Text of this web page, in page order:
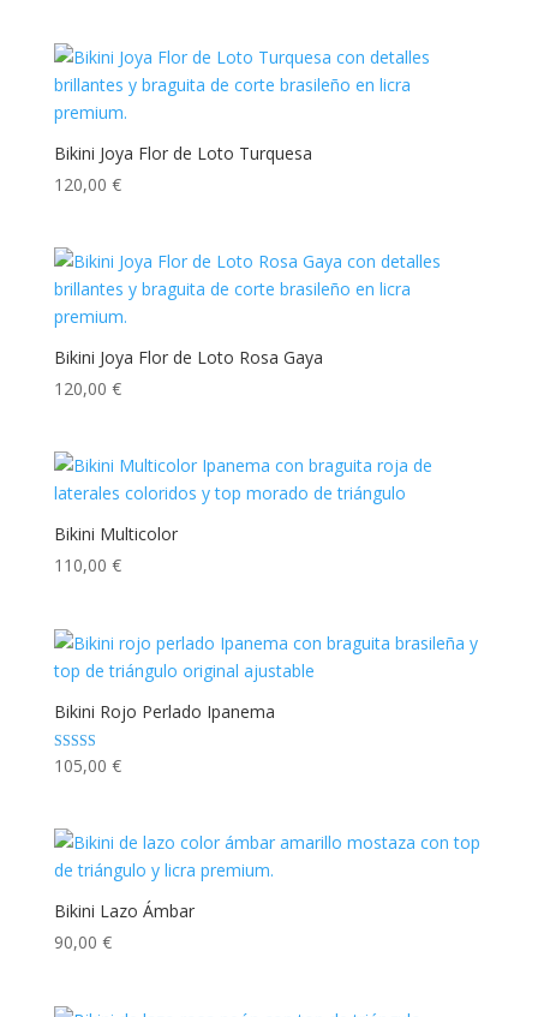
Bikini Joya Flor de Loto Turquesa
120,00 €
Bikini Joya Flor de Loto Rosa Gaya
120,00 €
Bikini Multicolor
110,00 €
Bikini Rojo Perlado Ipanema
Valorado con
5.00
105,00 €
Bikini Lazo Ámbar
90,00 €